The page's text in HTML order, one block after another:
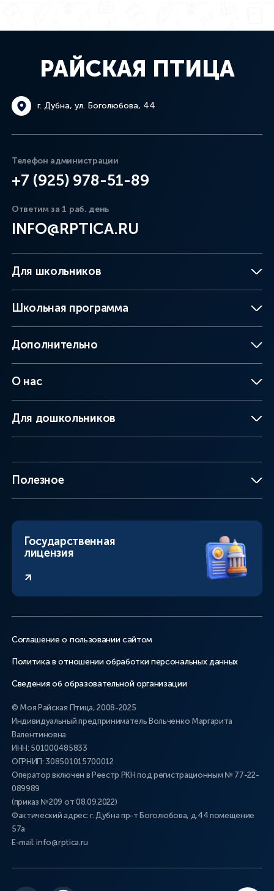
РАЙСКАЯ ПТИЦА
г. Дубна, ул. Боголюбова, 44
Телефон администрации
+7 (925) 978-51-89
Ответим за 1 раб. день
INFO@RPTICA.RU
Для школьников
Школьная программа
Дополнительно
О нас
Для дошкольников
Полезное
Государственная
лицензия
Соглашение о пользовании сайтом
Политика в отношении обработки персональных данных
Сведения об образовательной организации
© Моя Райская Птица, 2008-2025
Индивидуальный предприниматель Вольченко Маргарита
Валентиновна
ИНН: 501000485833
ОГРНИП: 308501015700012
Оператор включен в Реестр РКН под регистрационным № 77-22-
089989
(приказ №209 от 08.09.2022)
Фактический адрес: г. Дубна пр-т Боголюбова, д.44 помещение
57а
E-mail: info@rptica.ru